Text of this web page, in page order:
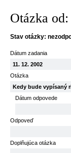
Otázka
Stav otázky:
Dátum zadania
11. 12. 2002
Otázka
Kedy bude vypísaný
Dátum odpovede
Odpoveď
Doplňujúca otázka